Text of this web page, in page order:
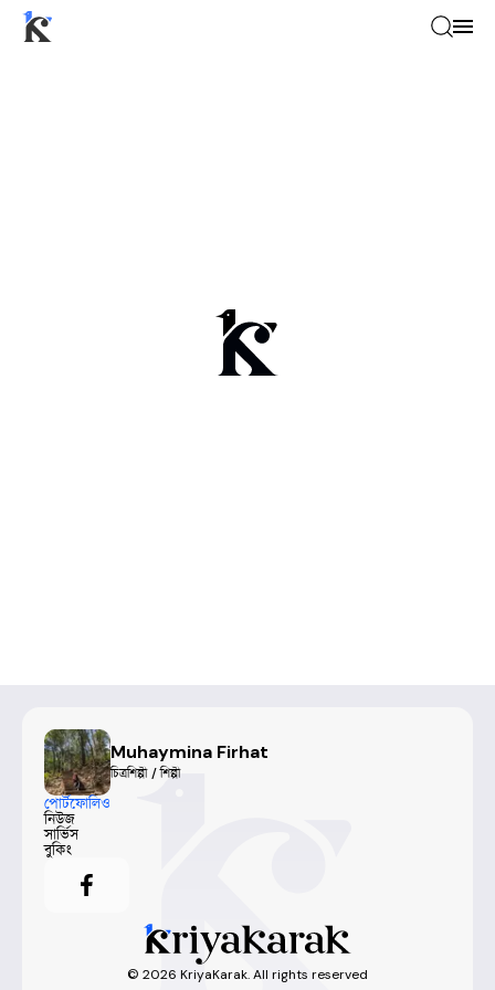
Muhaymina Firhat
চিত্রশিল্পী / শিল্পী
পোর্টফোলিও
নিউজ
সার্ভিস
বুকিং
© 2026 KriyaKarak. All rights reserved